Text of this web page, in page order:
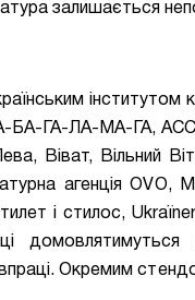
залишається
інститутом
БА-ГА-ЛА-МА-ГА,
Віват, Вільний
агенція
і стилос,
Окремим